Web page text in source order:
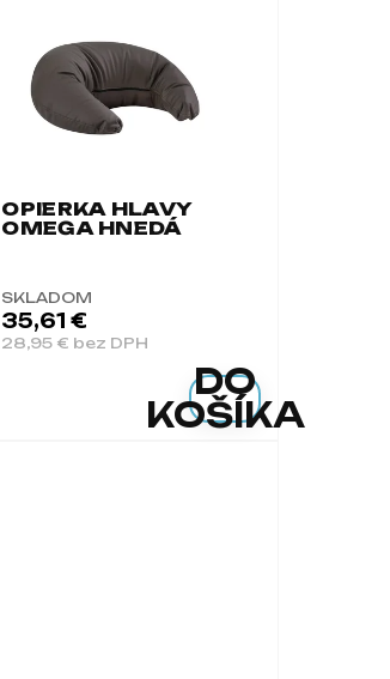
OPIERKA HLAVY
OMEGA HNEDÁ
SKLADOM
28,95 € bez DPH
35,61 €
DO
KOŠÍKA